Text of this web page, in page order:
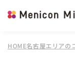
HOME名古屋エリアの